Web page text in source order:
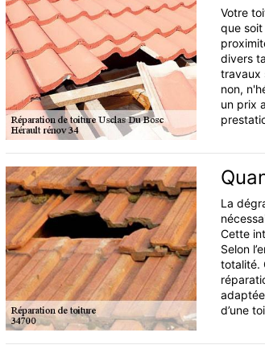
Votre
que
divers
travaux
non,
un prix
La
Cette
Selon
totalité.
d’une